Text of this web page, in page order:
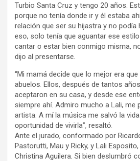
Turbio Santa Cruz y tengo 20 años.
porque no tenía donde ir y él estaba
relación que ser su hijastra y no podía
eso, solo tenía que aguantar ese
cantar o estar bien conmigo misma,
dijo al presentarse.
“Mi mamá decide que lo mejor era
abuelos. Ellos, después de tantos
aceptaron en su casa, y desde ese
siempre ahí. Admiro mucho a Lali, me
artista. A mí la música me salvó la
oportunidad de vivirla”, resaltó.
Ante el jurado, conformado por
Pastorutti, Mau y Ricky, y Lali
Christina Aguilera. Si bien deslumbró